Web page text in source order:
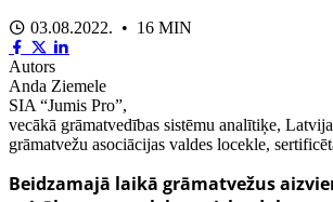
03.08.2022. • 16 MIN
Autors
Anda Ziemele
SIA “Jumis Pro”,
vecākā grāmatvedības sistēmu analītiķe,
grāmatvežu asociācijas valdes locekle,
Beidzamajā laikā grāmatvežus